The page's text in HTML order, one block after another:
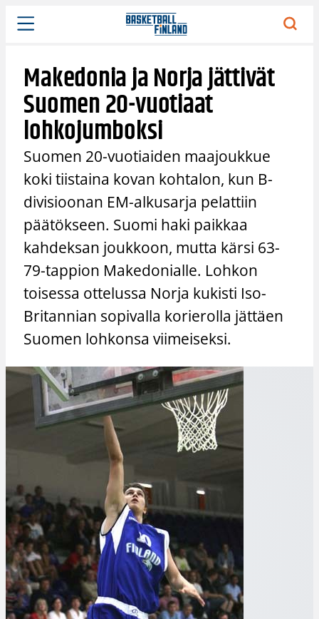
Siirry
sisältöön
Makedonia ja Norja jättivät
Suomen 20-vuotiaat
lohkojumboksi
Suomen 20-vuotiaiden maajoukkue
koki tiistaina kovan kohtalon, kun B-
divisioonan EM-alkusarja pelattiin
päätökseen. Suomi haki paikkaa
kahdeksan joukkoon, mutta kärsi 63-
79-tappion Makedonialle. Lohkon
toisessa ottelussa Norja kukisti Iso-
Britannian sopivalla korierolla jättäen
Suomen lohkonsa viimeiseksi.